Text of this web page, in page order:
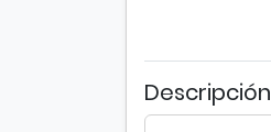
Descripción